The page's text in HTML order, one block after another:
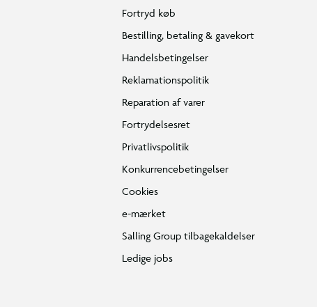
Fortryd køb
Bestilling, betaling & gavekort
Handelsbetingelser
Reklamationspolitik
Reparation af varer
Fortrydelsesret
Privatlivspolitik
Konkurrencebetingelser
Cookies
e-mærket
Salling Group tilbagekaldelser
Ledige jobs